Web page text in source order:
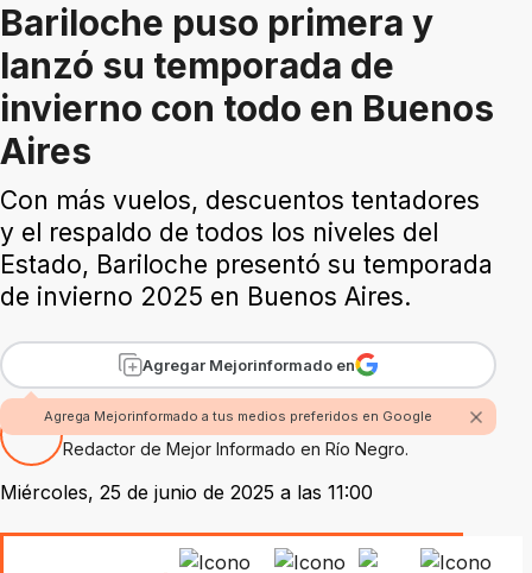
Bariloche puso primera y
lanzó su temporada de
invierno con todo en Buenos
Aires
Con más vuelos, descuentos tentadores
y el respaldo de todos los niveles del
Estado, Bariloche presentó su temporada
de invierno 2025 en Buenos Aires.
Agregar Mejorinformado en
Agrega Mejorinformado a tus medios preferidos en Google
Por Fabian Rossi
Redactor de Mejor Informado en Río Negro.
Miércoles, 25 de junio de 2025 a las 11:00